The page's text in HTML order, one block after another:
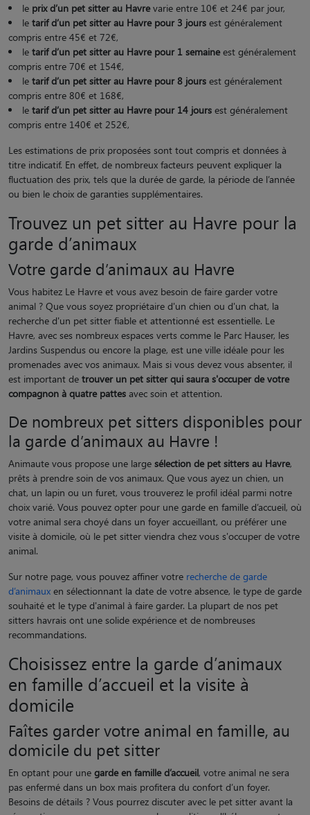
le prix d’un pet sitter au Havrevarie entre 10€ et 24€ par jour,
le tarif d’un pet sitter au Havre pour 3 jours est généralement
compris entre 45€ et 72€,
le tarif d’un pet sitter au Havre pour 1 semaineest généralement
compris entre 70€ et 154€,
le tarif d’un pet sitter au Havre pour 8 jours est généralement
compris entre 80€ et 168€,
le tarif d’un pet sitter au Havre pour 14 jours est généralement
compris entre 140€ et 252€,
Les estimations de prix proposées sont tout compris et données à
titre indicatif. En effet, de nombreux facteurs peuvent expliquer la
fluctuation des prix, tels que la durée de garde, la période de l’année
ou bien le choix de garanties supplémentaires.
Trouvez un pet sitter au Havre pour la
garde d’animaux
Votre garde d’animaux au Havre
Vous habitez Le Havre et vous avez besoin de faire garder votre
animal ? Que vous soyez propriétaire d'un chien ou d'un chat, la
recherche d'un pet sitter fiable et attentionné est essentielle. Le
Havre, avec ses nombreux espaces verts comme le Parc Hauser, les
Jardins Suspendus ou encore la plage, est une ville idéale pour les
promenades avec vos animaux. Mais si vous devez vous absenter, il
est important de trouver un pet sitter qui saura s'occuper de votre
compagnon à quatre pattes avec soin et attention.
De nombreux pet sitters disponibles pour
la garde d’animaux au Havre !
Animaute vous propose une large sélection de pet sitters au Havre,
prêts à prendre soin de vos animaux. Que vous ayez un chien, un
chat, un lapin ou un furet, vous trouverez le profil idéal parmi notre
choix varié. Vous pouvez opter pour une garde en famille d’accueil, où
votre animal sera choyé dans un foyer accueillant, ou préférer une
visite à domicile, où le pet sitter viendra chez vous s'occuper de votre
animal.
Sur notre page, vous pouvez affiner votre recherche de garde
d’animaux en sélectionnant la date de votre absence, le type de garde
souhaité et le type d'animal à faire garder. La plupart de nos pet
sitters havrais ont une solide expérience et de nombreuses
recommandations.
Choisissez entre la garde d’animaux
en famille d’accueil et la visite à
domicile
Faîtes garder votre animal en famille, au
domicile du pet sitter
En optant pour une garde en famille d’accueil, votre animal ne sera
pas enfermé dans un box mais profitera du confort d’un foyer.
Besoins de détails ? Vous pourrez discuter avec le pet sitter avant la